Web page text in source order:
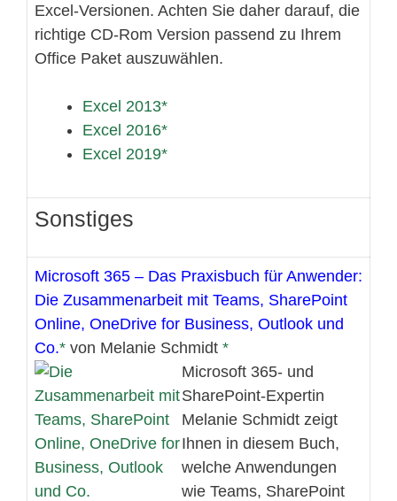
Excel-Versionen. Achten Sie daher darauf, die
richtige CD-Rom Version passend zu Ihrem
Office Paket auszuwählen.
Excel 2013
Excel 2016
Excel 2019
Sonstiges
Microsoft 365 – Das Praxisbuch für Anwender:
Die Zusammenarbeit mit Teams, SharePoint
Online, OneDrive for Business, Outlook und
Co.
von Melanie Schmidt
Microsoft 365- und
SharePoint-Expertin
Melanie Schmidt zeigt
Ihnen in diesem Buch,
welche Anwendungen
wie Teams, SharePoint